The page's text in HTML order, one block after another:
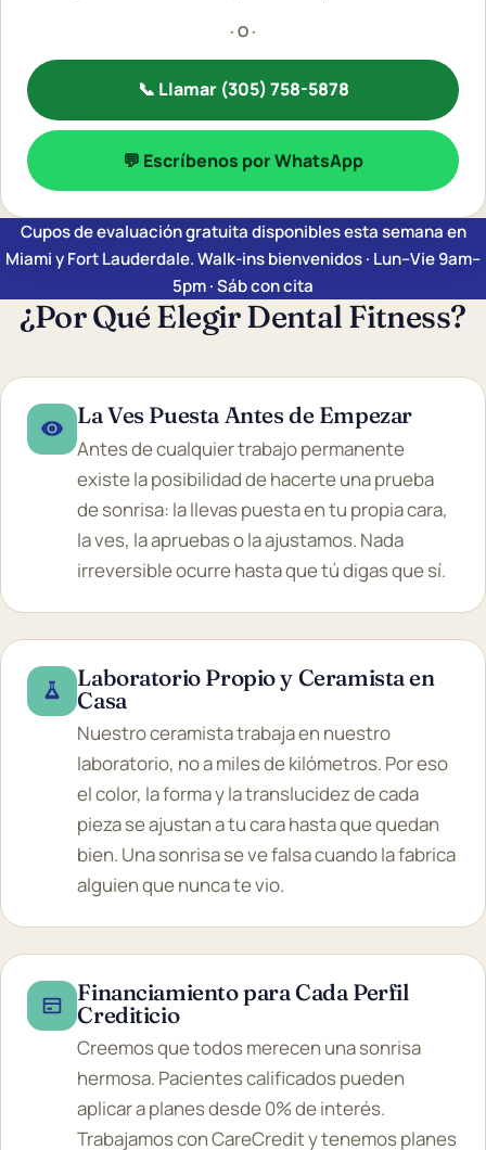
· O ·
📞 Llamar (305) 758-5878
💬 Escríbenos por WhatsApp
Cupos de evaluación gratuita disponibles esta semana en
Miami y Fort Lauderdale. Walk-ins bienvenidos · Lun–Vie 9am–
5pm · Sáb con cita
¿Por Qué Elegir Dental Fitness?
La Ves Puesta Antes de Empezar
Antes de cualquier trabajo permanente
existe la posibilidad de hacerte una prueba
de sonrisa: la llevas puesta en tu propia cara,
la ves, la apruebas o la ajustamos. Nada
irreversible ocurre hasta que tú digas que sí.
Laboratorio Propio y Ceramista en
Casa
Nuestro ceramista trabaja en nuestro
laboratorio, no a miles de kilómetros. Por eso
el color, la forma y la translucidez de cada
pieza se ajustan a tu cara hasta que quedan
bien. Una sonrisa se ve falsa cuando la fabrica
alguien que nunca te vio.
Financiamiento para Cada Perfil
Crediticio
Creemos que todos merecen una sonrisa
hermosa. Pacientes calificados pueden
aplicar a planes desde 0% de interés.
Trabajamos con CareCredit y tenemos planes